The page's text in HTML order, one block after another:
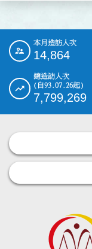
::: 本月造訪人次
14,864
總造訪人次
(自93.07.26起)
7,799,269